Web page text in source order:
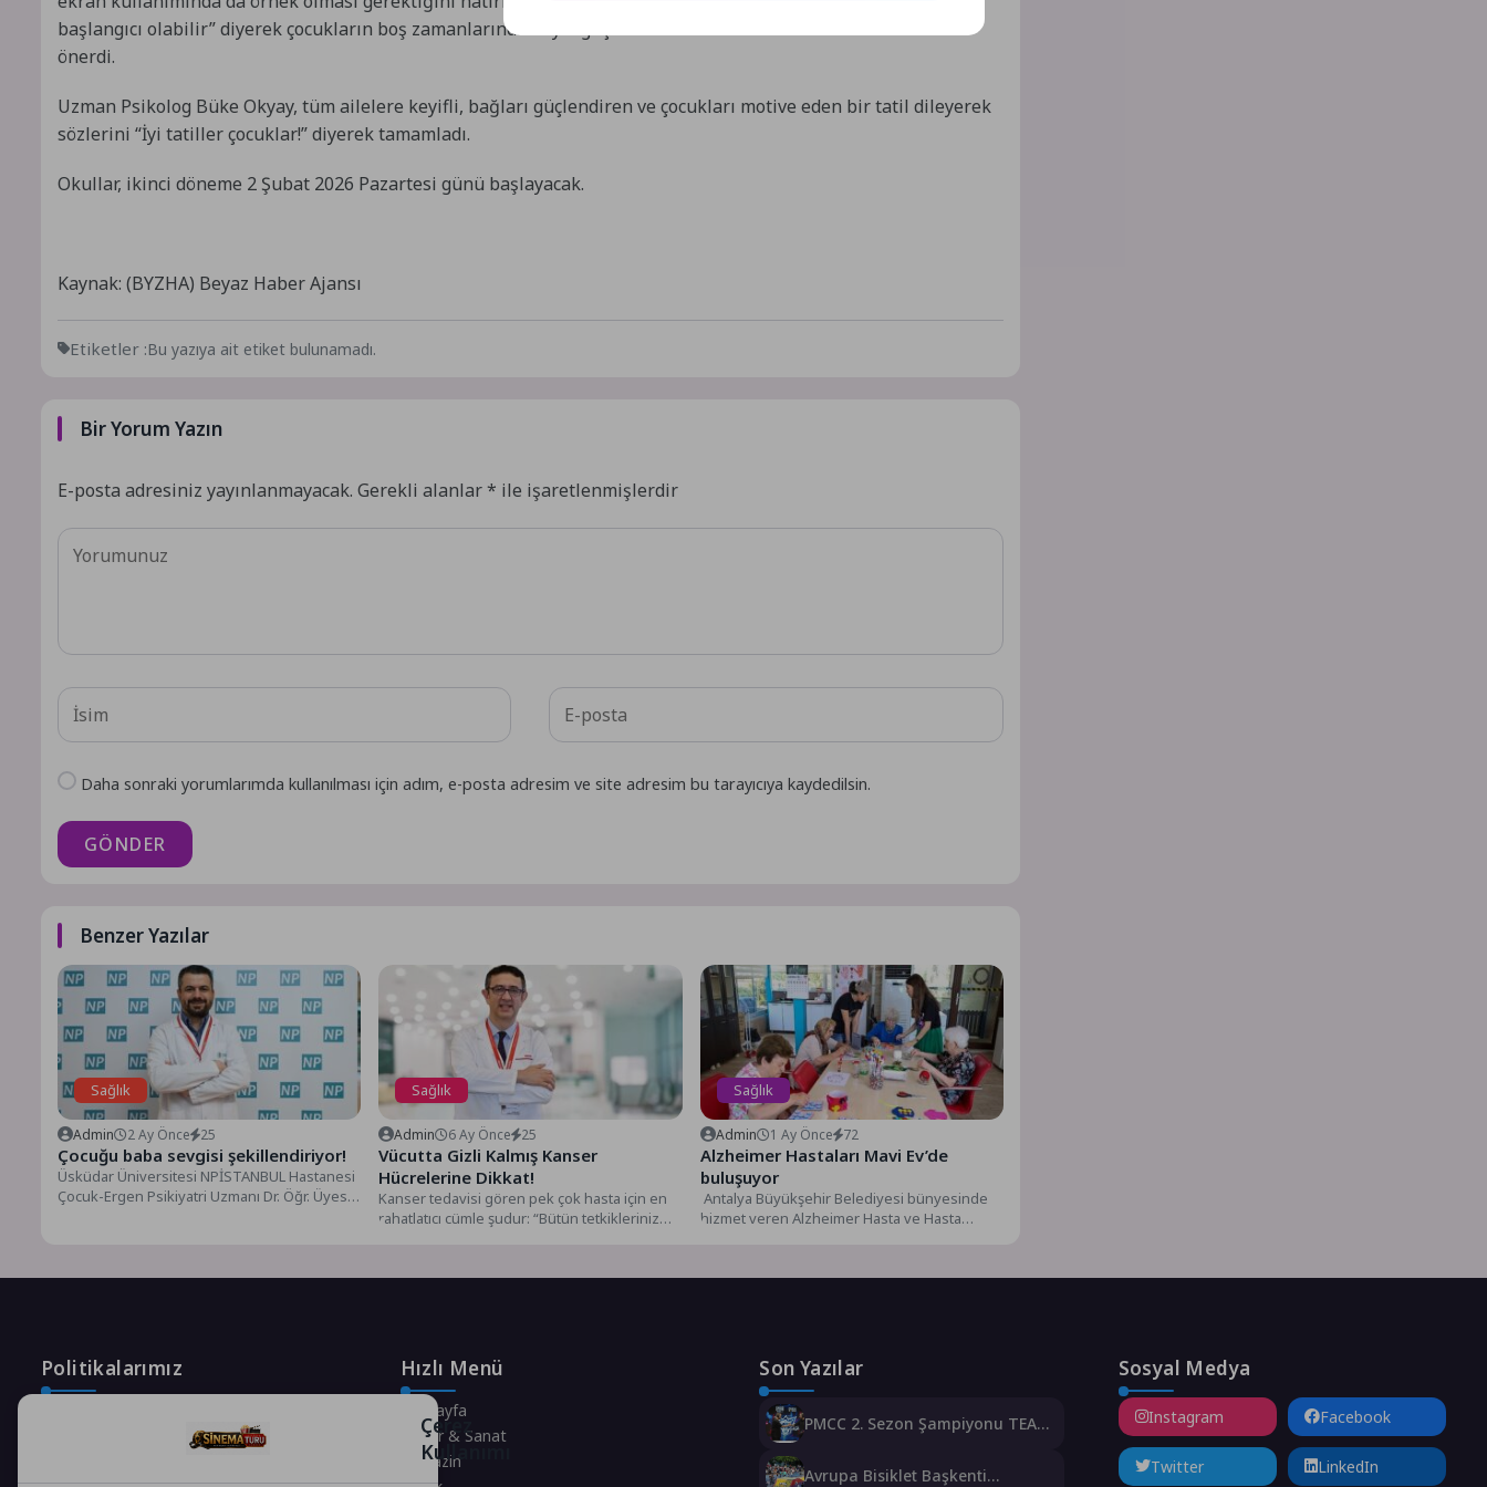
başlangıcı olabilir” diyerek çocukların boş zamanlarında hayal güçlerini kullanmalarına fırsat tanınmasını
önerdi.
Uzman Psikolog Büke Okyay, tüm ailelere keyifli, bağları güçlendiren ve çocukları motive eden bir tatil dileyerek
sözlerini “İyi tatiller çocuklar!” diyerek tamamladı.
Okullar, ikinci döneme 2 Şubat 2026 Pazartesi günü başlayacak.
Kaynak: (BYZHA) Beyaz Haber Ajansı
Etiketler :Bu yazıya ait etiket bulunamadı.
Bir Yorum Yazın
E-posta adresiniz yayınlanmayacak. Gerekli alanlar* ile işaretlenmişlerdir
Daha sonraki yorumlarımda kullanılması için adım, e-posta adresim ve site adresim bu tarayıcıya kaydedilsin.
GÖNDER
Benzer Yazılar
Sağlık
Admin 2 Ay Önce 25
Çocuğu baba sevgisi şekillendiriyor!
Üsküdar Üniversitesi NPİSTANBUL Hastanesi
Çocuk-Ergen Psikiyatri Uzmanı Dr. Öğr. Üyesi
Sağlık
Admin 6 Ay Önce 25
Vücutta Gizli Kalmış Kanser
Hücrelerine Dikkat!
Kanser tedavisi gören pek çok hasta için en
rahatlatıcı cümle şudur: “Bütün tetkikleriniz
Sağlık
Admin 1 Ay Önce 72
Alzheimer Hastaları Mavi Ev’de
buluşuyor
Antalya Büyükşehir Belediyesi bünyesinde
hizmet veren Alzheimer Hasta ve Hasta
Politikalarımız
Telif Hakları Politikası
Hızlı Menü
Anasayfa
Kültür & Sanat
Magazin
Son Yazılar
PMCC 2. Sezon Şampiyonu TEAM
Avrupa Bisiklet Başkenti
Sosyal Medya
Instagram Facebook
Twitter LinkedIn
Çerez
Kullanımı